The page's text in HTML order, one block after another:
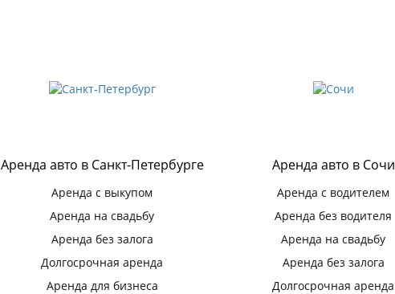
Аренда авто в Санкт-Петербурге
Аренда с выкупом
Аренда на свадьбу
Аренда без залога
Долгосрочная аренда
Аренда для бизнеса
Аренда авто в Сочи
Аренда с водителем
Аренда без водителя
Аренда на свадьбу
Аренда без залога
Долгосрочная аренда